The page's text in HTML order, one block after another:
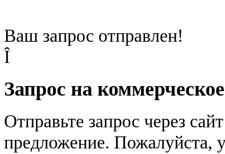
Ваш запрос отправлен!
Î
Запрос на
Отправьте запрос через
предложение. Пожалуйста,